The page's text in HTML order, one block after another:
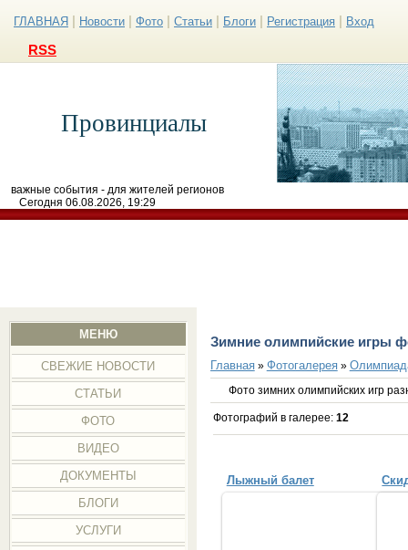
ГЛАВНАЯ Новости Фото Статьи Блоги Регистрация Вход
RSS
Провинциалы
важные события - для жителей регионов
Сегодня 06.08.2026, 19:29
МЕНЮ
СВЕЖИЕ НОВОСТИ
СТАТЬИ
ФОТО
ВИДЕО
ДОКУМЕНТЫ
БЛОГИ
УСЛУГИ
Зимние олимпийские игры
Главная» Фотогалерея»
Фото зимних олимпийских игр
Фотографий в галерее: 12
Лыжный балет